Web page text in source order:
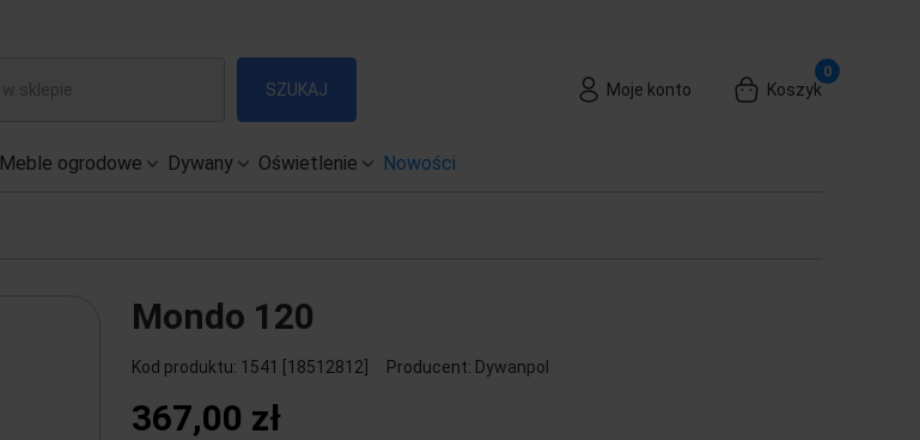
SZUKAJ Moje konto Koszyk
Meble ogrodowe Dywany Oświetlenie Nowości
Mondo 120
Kod produktu: 1541 [18512812] Producent: Dywanpol
367,00 zł